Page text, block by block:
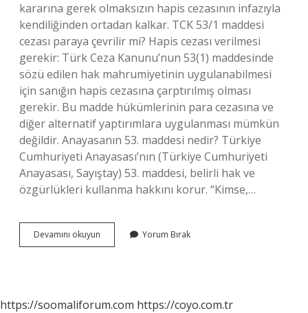
kararına gerek olmaksızın hapis cezasının infazıyla
kendiliğinden ortadan kalkar. TCK 53/1 maddesi
cezası paraya çevrilir mi? Hapis cezası verilmesi
gerekir: Türk Ceza Kanunu’nun 53(1) maddesinde
sözü edilen hak mahrumiyetinin uygulanabilmesi
için sanığın hapis cezasına çarptırılmış olması
gerekir. Bu madde hükümlerinin para cezasına ve
diğer alternatif yaptırımlara uygulanması mümkün
değildir. Anayasanın 53. maddesi nedir? Türkiye
Cumhuriyeti Anayasası’nın (Türkiye Cumhuriyeti
Anayasası, Sayıştay) 53. maddesi, belirli hak ve
özgürlükleri kullanma hakkını korur. “Kimse,…
Devamını okuyun
Madde
Yorum Bırak
https://soomaliforum.com https://coyo.com.tr